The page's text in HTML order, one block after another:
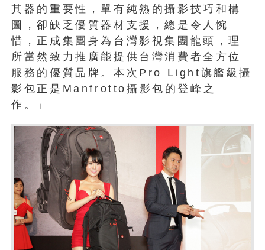
其器的重要性，單有純熟的攝影技巧和構
圖，卻缺乏優質器材支援，總是令人惋
惜，正成集團身為台灣影視集團龍頭，理
所當然致力推廣能提供台灣消費者全方位
服務的優質品牌。本次Pro Light旗艦級攝
影包正是Manfrotto攝影包的登峰之
作。」